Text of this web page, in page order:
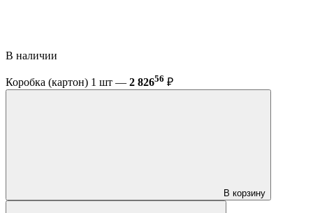
В наличии
Коробка (картон) 1 шт — 2 82656 ₽
В корзину